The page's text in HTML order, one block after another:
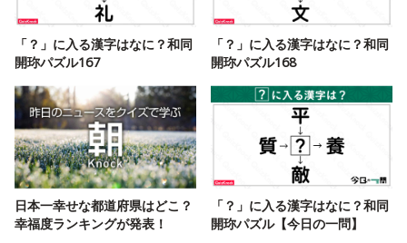
「？」に入る漢字はなに？和同
開珎パズル167
「？」に入る漢字はなに？和同
開珎パズル168
日本一幸せな都道府県はどこ？
幸福度ランキングが発表！
「？」に入る漢字はなに？和同
開珎パズル【今日の一問】